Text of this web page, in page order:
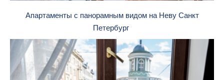
Апартаменты с панорамным видом на Неву Санкт
Петербург